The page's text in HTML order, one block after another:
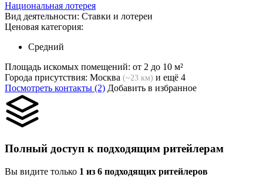
Национальная лотерея
Вид деятельности: Ставки и лотереи
Ценовая категория:
Средний
Площадь искомых помещений: от 2 до 10 м²
Города присутствия: Москва (~23 км) и ещё 4
Посмотреть контакты (2) Добавить в избранное
Полный доступ к подходящим ритейлерам
Вы видите только 1 из 6 подходящих ритейлеров